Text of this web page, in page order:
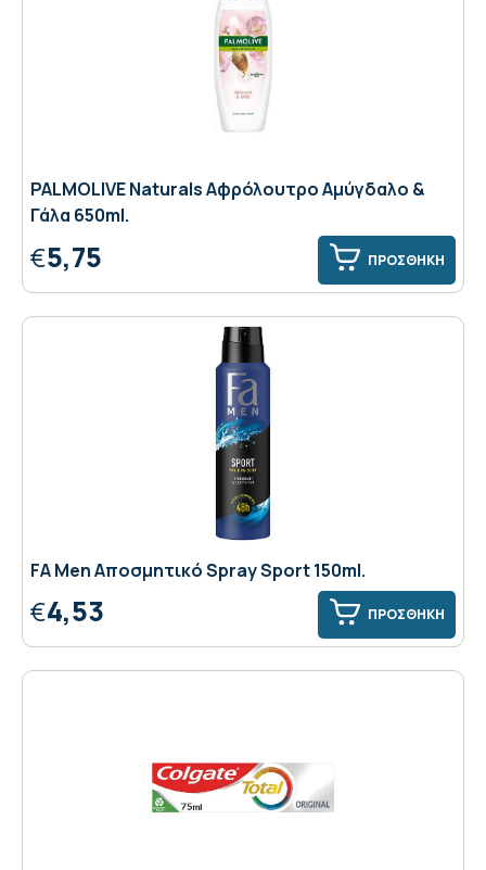
PALMOLIVE Naturals Αφρόλουτρο Αμύγδαλο &
Γάλα 650ml.
€5,75 ΠΡΟΣΘΗΚΗ
FA Men Αποσμητικό Spray Sport 150ml.
€4,53 ΠΡΟΣΘΗΚΗ